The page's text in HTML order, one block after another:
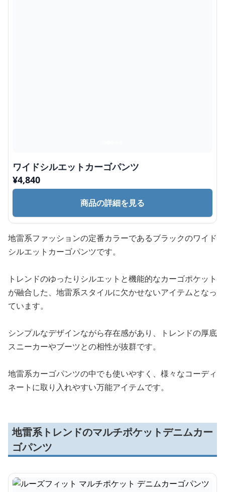
ワイドシルエットカーゴパンツ
¥4,840
商品の詳細を見る
地雷系ファッションの定番カラーであるブラックのワイド
シルエットカーゴパンツです。
トレンドのゆったりシルエットと機能的なカーゴポケット
が融合した、地雷系スタイルに欠かせないアイテムとなっ
ています。
シンプルなデザインながら存在感があり、トレンドの厚底
スニーカーやブーツとの相性が抜群です。
地雷系カーゴパンツの中でも使いやすく、様々なコーディ
ネートに取り入れやすい万能アイテムです。
地雷系トレンドのマルチポケットデニムカー
ゴパンツ